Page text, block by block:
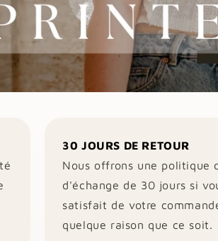
30 JOURS DE RETOUR
Nous offrons une politique
d'échange de 30 jours si
satisfait de votre
quelque raison que ce soit.